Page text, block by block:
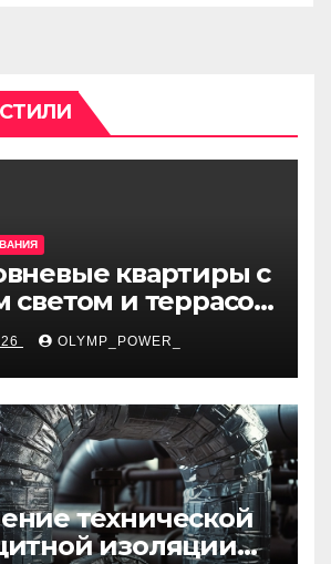
квартиры с
светом и террасой
жилом
OLYMP_POWER_
технической
изоляции